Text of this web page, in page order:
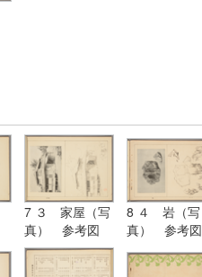
7 ３ 家屋（写
真） 参考図
8 ４ 岩（写
真） 参考図